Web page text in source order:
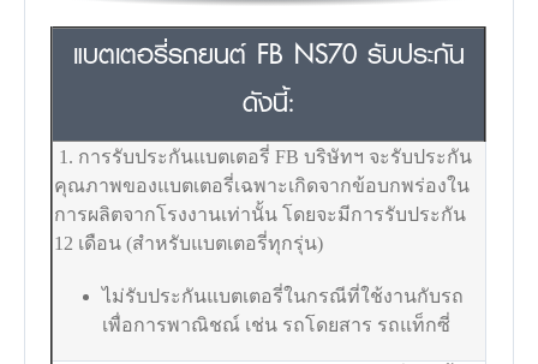
แบตเตอรี่รถยนต์ FB NS70 รับประกัน
ดังนี้:
1. การรับประกันแบตเตอรี่ FB บริษัทฯ จะรับประกัน
คุณภาพของแบตเตอรี่เฉพาะเกิดจากข้อบกพร่องใน
การผลิตจากโรงงานเท่านั้น โดยจะมีการรับประกัน
12 เดือน (สำหรับแบตเตอรี่ทุกรุ่น)
ไม่รับประกันแบตเตอรี่ในกรณีที่ใช้งานกับรถ
เพื่อการพาณิชณ์ เช่น รถโดยสาร รถแท็กซี่